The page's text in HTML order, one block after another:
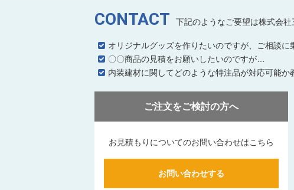
CONTACT 下記のようなご要望は株式会社
オリジナルグッズを作りたいのですが、ご相談に
〇〇商品の見積をお願いしたいのですが…
内装建材に関してどのような特注品が対応可能か
ご注文をご検討の方へ
お見積もりについてのお問い合わせはこちら
お問い合わせする